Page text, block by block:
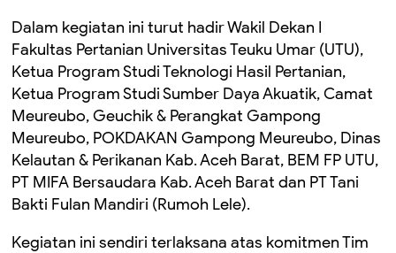
Dalam kegiatan ini turut hadir Wakil Dekan I
Fakultas Pertanian Universitas Teuku Umar (UTU),
Ketua Program Studi Teknologi Hasil Pertanian,
Ketua Program Studi Sumber Daya Akuatik, Camat
Meureubo, Geuchik & Perangkat Gampong
Meureubo, POKDAKAN Gampong Meureubo, Dinas
Kelautan & Perikanan Kab. Aceh Barat, BEM FP UTU,
PT MIFA Bersaudara Kab. Aceh Barat dan PT Tani
Bakti Fulan Mandiri (Rumoh Lele).
Kegiatan ini sendiri terlaksana atas komitmen Tim